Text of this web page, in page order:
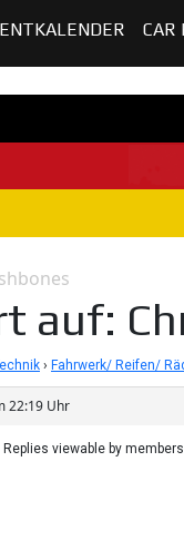
CAR
auf:
› Fahrwerk/ Reifen/
22:19 Uhr
Replies viewable by